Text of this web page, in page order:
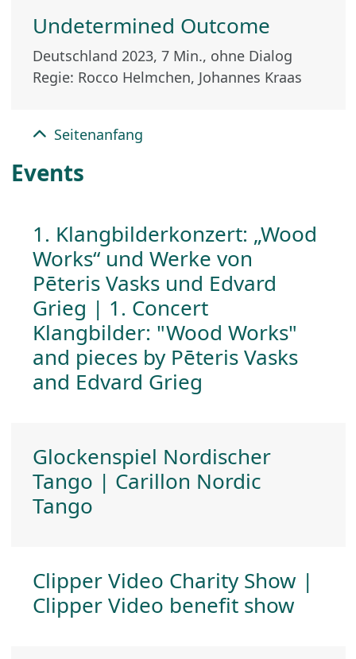
Undetermined Outcome
Deutschland 2023, 7 Min., ohne Dialog
Regie: Rocco Helmchen, Johannes Kraas
Seitenanfang
Events
1. Klangbilderkonzert: „Wood
Works“ und Werke von
Pēteris Vasks und Edvard
Grieg | 1. Concert
Klangbilder: "Wood Works"
and pieces by Pēteris Vasks
and Edvard Grieg
Glockenspiel Nordischer
Tango | Carillon Nordic
Tango
Clipper Video Charity Show |
Clipper Video benefit show